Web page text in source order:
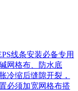
线条安装必备专用
网格布、防水底
冷缩后缝隙开裂，
必须加宽网格布搭